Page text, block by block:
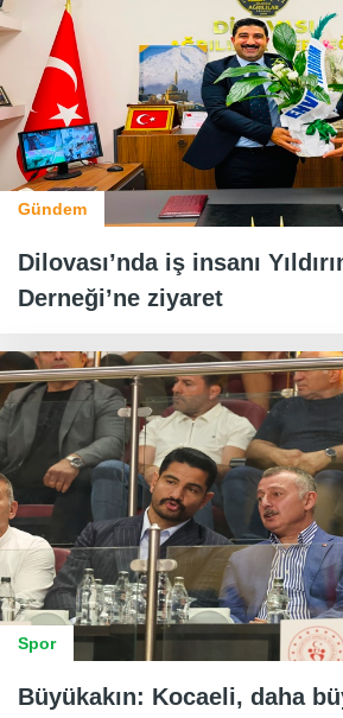
Gündem
Dilovası’nda iş insanı
Derneği’ne ziyaret
Spor
Büyükakın: Kocaeli, daha